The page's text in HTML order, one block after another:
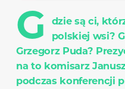
G
dzie są ci,
polskiej wsi?
Grzegorz Puda?
na to komisarz
podczas konferencji